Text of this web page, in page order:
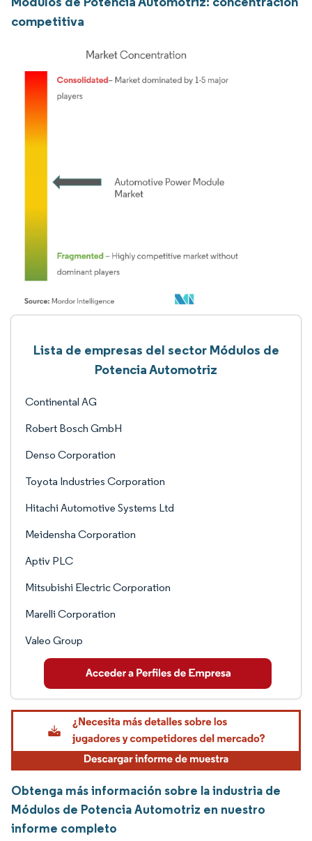
competitiva
Lista de empresas del sector Módulos de
Potencia Automotriz
Continental AG
Robert Bosch GmbH
Denso Corporation
Toyota Industries Corporation
Hitachi Automotive Systems Ltd
Meidensha Corporation
Aptiv PLC
Mitsubishi Electric Corporation
Marelli Corporation
Valeo Group
Obtenga más información sobre la industria de
Módulos de Potencia Automotriz en nuestro
informe completo